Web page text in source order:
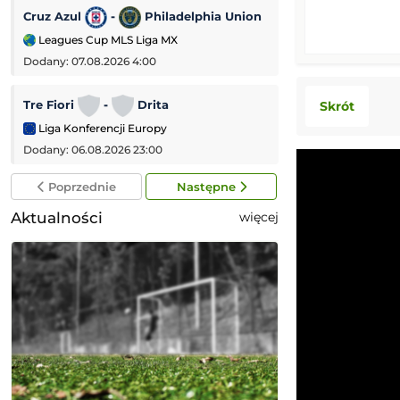
Cruz Azul - Philadelphia Union
Leagues Cup MLS Liga MX
Dodany: 07.08.2026 4:00
Tre Fiori - Drita
Liga Konferencji Europy
Dodany: 06.08.2026 23:00
HNK Rijeka
Dodany:
Poprzednie Następne
Aktualności więcej
Skrót